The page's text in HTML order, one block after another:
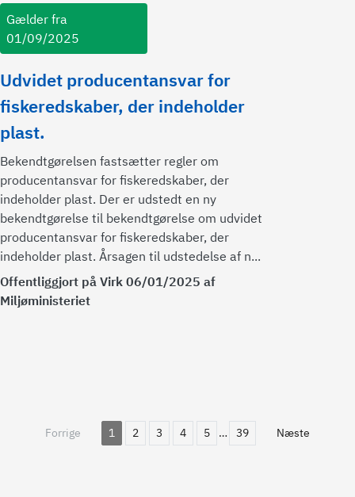
Gælder fra
01/09/2025
Udvidet producentansvar for
fiskeredskaber, der indeholder
plast.
Bekendtgørelsen fastsætter regler om
producentansvar for fiskeredskaber, der
indeholder plast. Der er udstedt en ny
bekendtgørelse til bekendtgørelse om udvidet
producentansvar for fiskeredskaber, der
indeholder plast. Årsagen til udstedelse af n...
Offentliggjort på Virk 06/01/2025 af
Miljøministeriet
Forrige 1 2 3 4 5 … 39 Næste